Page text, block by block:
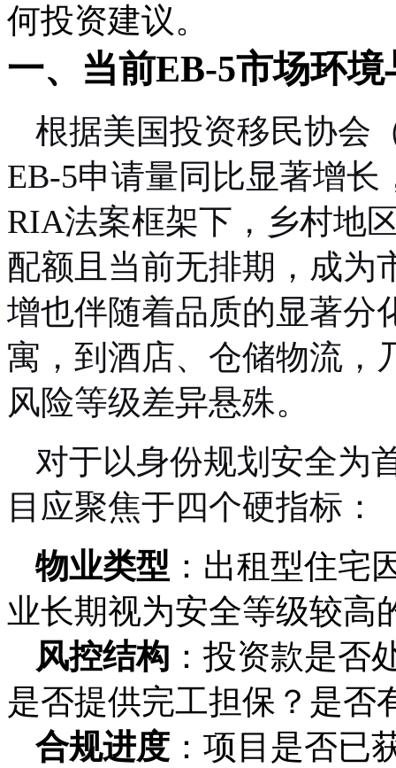
何投资建议。
一、当前EB-5市场环
根据美国投资移民协会
EB-5申请量同比显著增
RIA法案框架下，乡村地
配额且当前无排期，成为
增也伴随着品质的显著分
寓，到酒店、仓储物流，
风险等级差异悬殊。
对于以身份规划安全为
目应聚焦于四个硬指标：
物业类型 ：出租型住宅
业长期视为安全等级较高
风控结构 ：投资款是否
是否提供完工担保？是否
合规进度 ：项目是否已